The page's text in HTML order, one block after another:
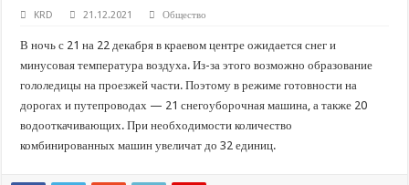
В городах и районах Кубани отметили День России
Стартовал прием заявок на 20-й юбилейный молодежный форум «Регион 93»
KRD 21.12.2021 Общество
В ночь с 21 на 22 декабря в краевом центре ожидается снег и
минусовая температура воздуха. Из-за этого возможно образование
гололедицы на проезжей части. Поэтому в режиме готовности на
дорогах и путепроводах — 21 снегоуборочная машина, а также 20
водооткачивающих. При необходимости количество
комбинированных машин увеличат до 32 единиц.